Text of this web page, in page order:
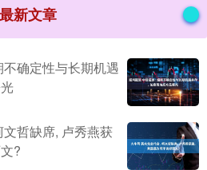
最新文章
确定性与长期机遇
哲缺席, 卢秀燕获
?